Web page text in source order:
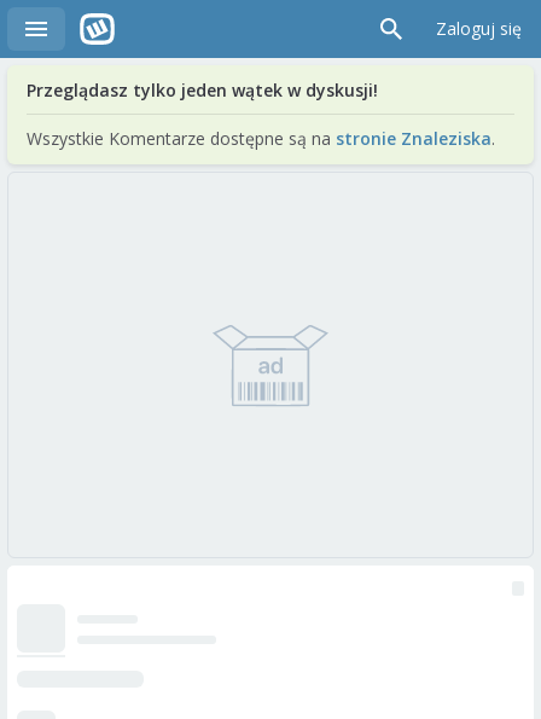
Zaloguj się
Przeglądasz tylko jeden wątek w dyskusji!
Wszystkie Komentarze dostępne są na stronie Znaleziska.